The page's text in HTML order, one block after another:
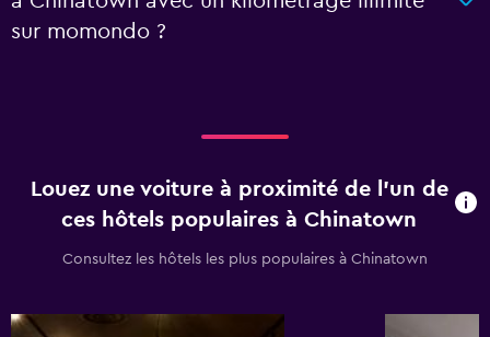
sur momondo ?
Louez une voiture à proximité de l’un de
ces hôtels populaires à Chinatown
Consultez les hôtels les plus populaires à Chinatown